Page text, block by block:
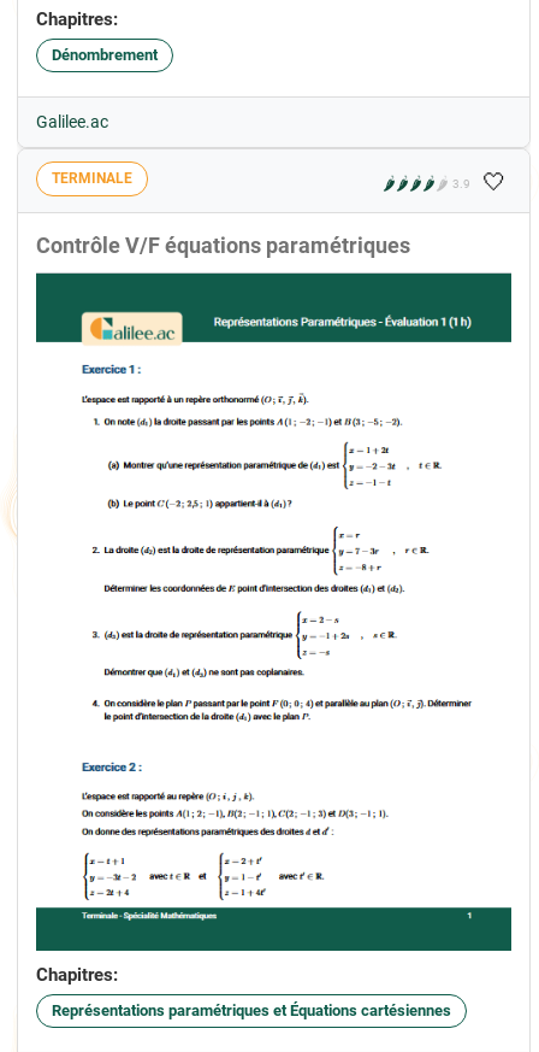
Chapitres:
Dénombrement
Galilee.ac
TERMINALE 🌶️🌶️🌶️🌶️ 🌶️ 3.9 🤍
Contrôle V/F équations paramétriques
Chapitres:
Représentations paramétriques et Équations cartésiennes